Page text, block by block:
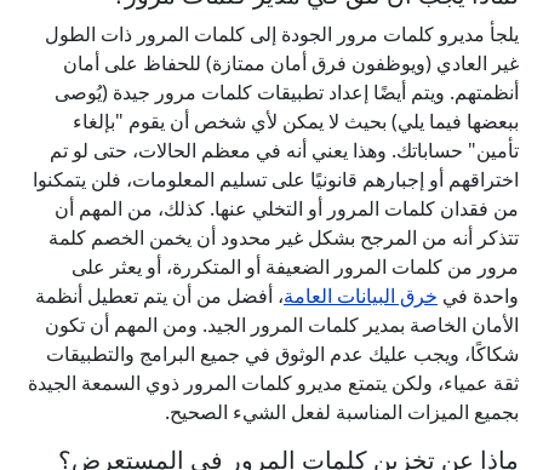
يلجأ مديرو كلمات مرور الجودة إلى كلمات المرور ذات الطول
غير العادي (ويوظفون فرق أمان ممتازة) للحفاظ على أمان
أنظمتهم. ويتم أيضًا إعداد تطبيقات كلمات مرور جيدة (يُوصى
ببعضها فيما يلي) بحيث لا يمكن لأي شخص أن يقوم "بإلغاء
تأمين" حساباتك. وهذا يعني أنه في معظم الحالات، حتى لو تم
اختراقهم أو إجبارهم قانونيًا على تسليم المعلومات، فلن يتمكنوا
من فقدان كلمات المرور أو التخلي عنها. كذلك، من المهم أن
تتذكر أنه من المرجح بشكل غير محدود أن يخمن الخصم كلمة
مرور من كلمات المرور الضعيفة أو المتكررة، أو يعثر على
واحدة في خرق البيانات العامة، أفضل من أن يتم تعطيل أنظمة
الأمان الخاصة بمدير كلمات المرور الجيد. ومن المهم أن تكون
شكاكًا، ويجب عليك عدم الوثوق في جميع البرامج والتطبيقات
ثقة عمياء، ولكن يتمتع مديرو كلمات المرور ذوي السمعة الجيدة
بجميع الميزات المناسبة لفعل الشيء الصحيح.
ماذا عن تخزين كلمات المرور في المستعرض؟